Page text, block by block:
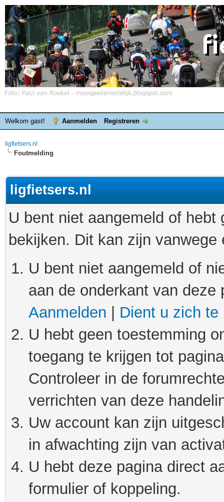
Welkom gast! Aanmelden Registreren
ligfietsers.nl
Foutmelding
ligfietsers.nl
U bent niet aangemeld of
bekijken. Dit kan zijn
U bent niet aangemeld of
aan de onderkant van
Aanmelden
Dient u zich te
U hebt geen toestemming
toegang te krijgen tot
Controleer in de
verrichten van deze
Uw account kan zijn
in afwachting zijn van
U hebt deze pagina direct
formulier of koppeling.